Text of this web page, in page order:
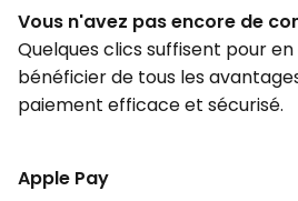
Vous n'avez pas encore de
Quelques clics suffisent pour
bénéficier de tous les
paiement efficace et sécurisé.
Apple Pay